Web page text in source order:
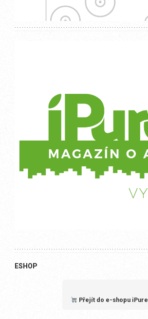
ESHOP
Přejít do e-shopu iPure